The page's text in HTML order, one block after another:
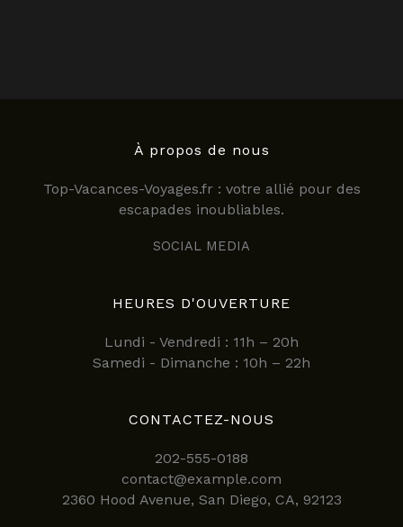
À propos de nous
Top-Vacances-Voyages.fr : votre allié pour des
escapades inoubliables.
SOCIAL MEDIA
HEURES D'OUVERTURE
Lundi - Vendredi : 11h – 20h
Samedi - Dimanche : 10h – 22h
CONTACTEZ-NOUS
202-555-0188
contact@example.com
2360 Hood Avenue, San Diego, CA, 92123